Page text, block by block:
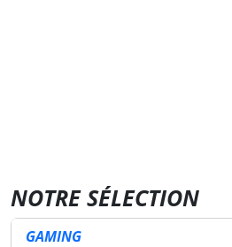
NOTRE SÉLECTION
GAMING